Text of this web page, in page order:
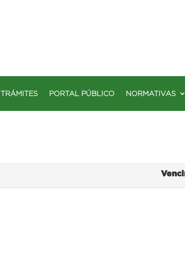
TRÁMITES PORTAL PÚBLICO NORMATIVAS